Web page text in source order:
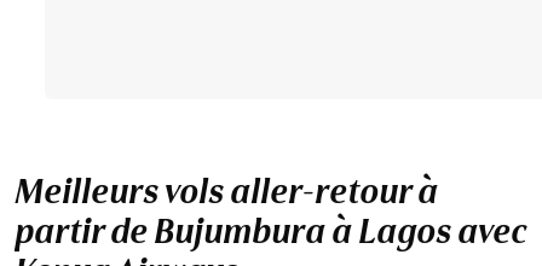
Meilleurs vols aller-retour à
partir de Bujumbura à Lagos avec